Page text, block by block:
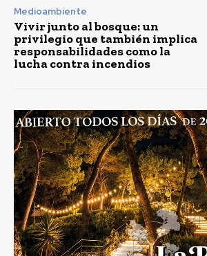
Medioambiente
Vivir junto al bosque: un
privilegio que también implica
responsabilidades como la
lucha contra incendios